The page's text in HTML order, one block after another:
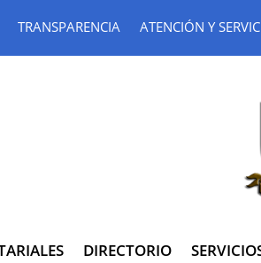
TRANSPARENCIA ATENCIÓN Y
DIRECTORIO